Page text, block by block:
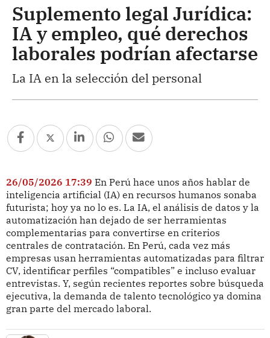
Suplemento legal Jurídica:
IA y empleo, qué derechos
laborales podrían afectarse
La IA en la selección del personal
26/05/2026 17:39 En Perú hace unos años hablar de
inteligencia artificial (IA) en recursos humanos sonaba
futurista; hoy ya no lo es. La IA, el análisis de datos y la
automatización han dejado de ser herramientas
complementarias para convertirse en criterios
centrales de contratación. En Perú, cada vez más
empresas usan herramientas automatizadas para filtrar
CV, identificar perfiles “compatibles” e incluso evaluar
entrevistas. Y, según recientes reportes sobre búsqueda
ejecutiva, la demanda de talento tecnológico ya domina
gran parte del mercado laboral.